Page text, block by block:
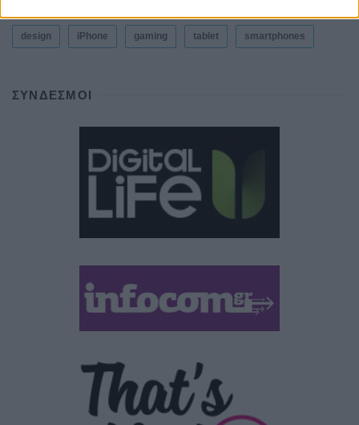
design iPhone gaming tablet smartphones
ΣΎΝΔΕΣΜΟΙ